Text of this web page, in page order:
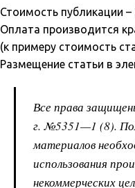
Стоимость публикации –
Оплата производится
(к примеру стоимость
Размещение статьи в
Все права
г. №5351—1 (8).
материалов
использования
некоммерческих